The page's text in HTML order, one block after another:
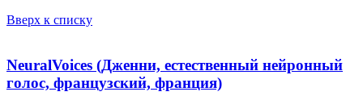
Вверх к списку
NeuralVoices (Дженни, естественный нейронный
голос, французский, франция)